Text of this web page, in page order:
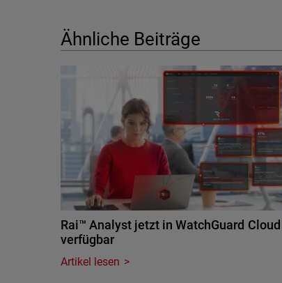
Ähnliche Beiträge
Rai™ Analyst jetzt in WatchGuard Cloud
verfügbar
Artikel lesen